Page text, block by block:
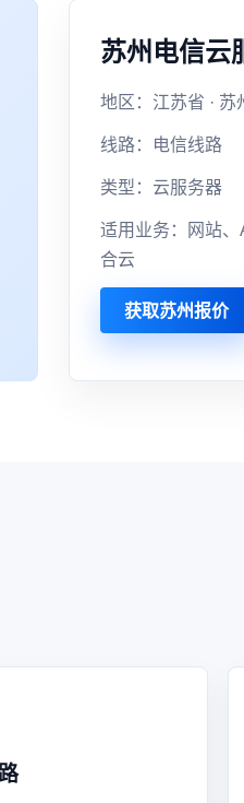
苏州电信云
地区：江苏省 · 苏
线路：电信线路
类型：云服务器
适用业务：网站
合云
获取苏州报价